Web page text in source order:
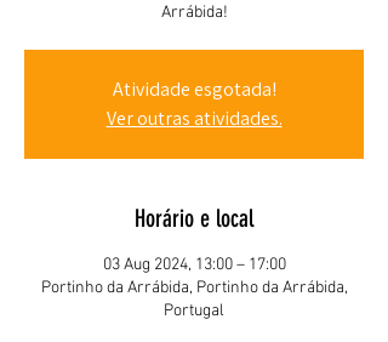
Arrábida!
Atividade esgotada!
Ver outras atividades.
Horário e local
03 Aug 2024, 13:00 – 17:00
Portinho da Arrábida, Portinho da Arrábida,
Portugal